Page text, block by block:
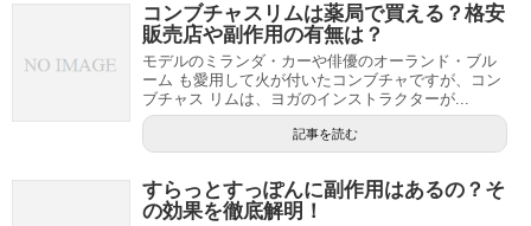
コンブチャスリムは薬局で買える？格安
販売店や副作用の有無は？
モデルのミランダ・カーや俳優のオーランド・ブル
ーム も愛用して火が付いたコンブチャですが、コン
ブチャス リムは、ヨガのインストラクターが...
記事を読む
すらっとすっぽんに副作用はあるの？そ
の効果を徹底解明！